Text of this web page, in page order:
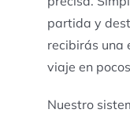
partida y
recibirás una
viaje en
Nuestro